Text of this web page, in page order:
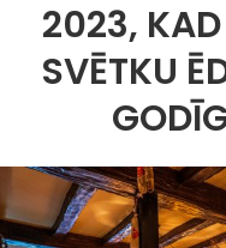
2023,
SVĒTKU